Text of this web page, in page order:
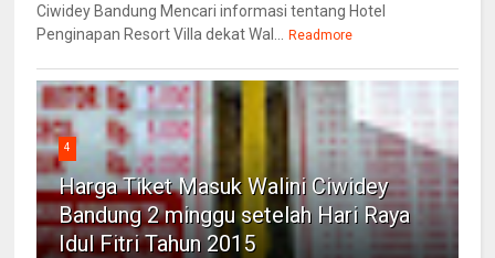
Ciwidey Bandung Mencari informasi tentang Hotel
Penginapan Resort Villa dekat Wal...
Readmore
4
Harga Tiket Masuk Walini Ciwidey
Bandung 2 minggu setelah Hari Raya
Idul Fitri Tahun 2015